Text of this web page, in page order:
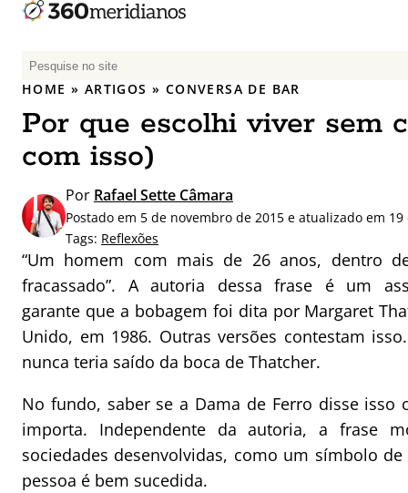
P
e
q
u
i
a
r
p
o
:
HOME » ARTIGOS » CONVERSA DE BAR
Por que escolhi viver sem
com isso)
Por Rafael Sette Câmara
Postado em 5 de novembro de 2015 e atualizado em
Tags: Reflexões
“Um homem com mais de 26 anos, dentro
fracassado”. A autoria dessa frase é um
garante que a bobagem foi dita por Margaret
Unido, em 1986. Outras versões contestam
nunca teria saído da boca de Thatcher.
No fundo, saber se a Dama de Ferro disse
importa. Independente da autoria, a frase
sociedades desenvolvidas, como um símbolo
pessoa é bem sucedida.